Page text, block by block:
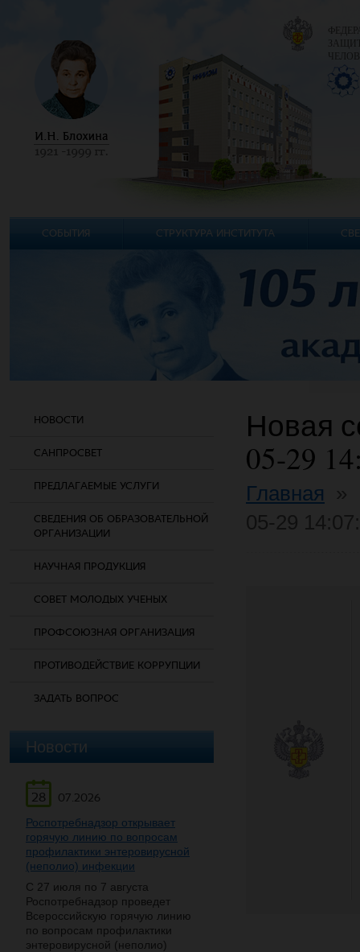
НОВОСТИ
САНПРОСВЕТ
ПРЕДЛАГАЕМЫЕ УСЛУГИ
СВЕДЕНИЯ ОБ ОБРАЗОВАТЕЛЬНОЙ
ОРГАНИЗАЦИИ
НАУЧНАЯ ПРОДУКЦИЯ
СОВЕТ МОЛОДЫХ УЧЕНЫХ
ПРОФСОЮЗНАЯ ОРГАНИЗАЦИЯ
ПРОТИВОДЕЙСТВИЕ КОРРУПЦИИ
ЗАДАТЬ ВОПРОС
Новости
28
07.2026
Роспотребнадзор открывает
горячую линию по вопросам
профилактики энтеровирусной
(неполио) инфекции
С 27 июля по 7 августа
Роспотребнадзор проведет
Всероссийскую горячую линию
по вопросам профилактики
энтеровирусной (неполио)
Новая
05-29
Главная
СОБЫТИЯ СТРУКТУРА ИНСТИТУТА